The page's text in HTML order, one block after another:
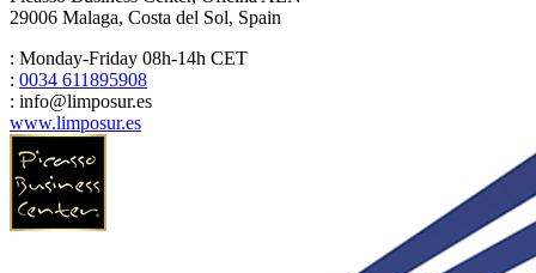
29006 Malaga, Costa del Sol, Spain
: Monday-Friday 08h-14h CET
: 0034 611895908
: info@limposur.es
www.limposur.es